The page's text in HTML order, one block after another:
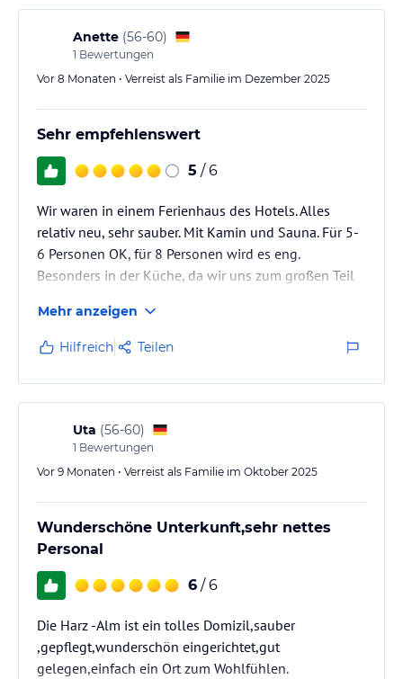
Anette (56-60)
1 Bewertungen
Vor 8 Monaten • Verreist als Familie im Dezember 2025
Sehr empfehlenswert
5 / 6
Wir waren in einem Ferienhaus des Hotels. Alles
relativ neu, sehr sauber. Mit Kamin und Sauna. Für 5-
6 Personen OK, für 8 Personen wird es eng.
Besonders in der Küche, da wir uns zum großen Teil
Ablageflächen.Das Personal sehr aufmerksam, sehr
freundlich.
Mehr anzeigen
Hilfreich Teilen
Uta (56-60)
1 Bewertungen
Vor 9 Monaten • Verreist als Familie im Oktober 2025
Wunderschöne Unterkunft,sehr nettes
Personal
6 / 6
Die Harz -Alm ist ein tolles Domizil,sauber
,gepflegt,wunderschön eingerichtet,gut
gelegen,einfach ein Ort zum Wohlfühlen.